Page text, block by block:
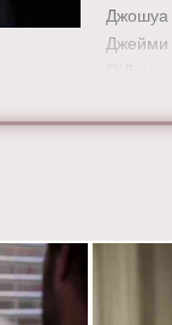
Джошуа
Джейми